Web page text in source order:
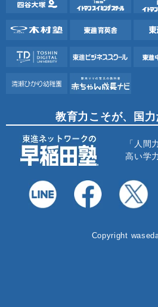
教育力こそが、国力
「人間
高い学
Copyright